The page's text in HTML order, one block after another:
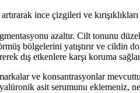
ince çizgileri ve
azaltır. Cilt tonunu
bölgelerini yatıştırır ve
dış etkenlere karşı koruma
ve konsantrasyonlar
asit serumunu eklemeniz,